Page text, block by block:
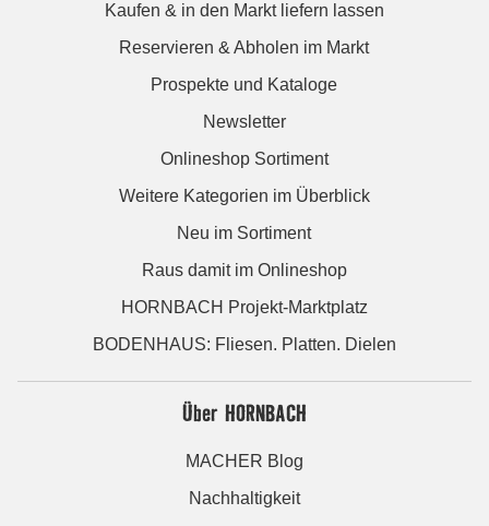
Kaufen & in den Markt liefern lassen
Reservieren & Abholen im Markt
Prospekte und Kataloge
Newsletter
Onlineshop Sortiment
Weitere Kategorien im Überblick
Neu im Sortiment
Raus damit im Onlineshop
HORNBACH Projekt-Marktplatz
BODENHAUS: Fliesen. Platten. Dielen
Über HORNBACH
MACHER Blog
Nachhaltigkeit